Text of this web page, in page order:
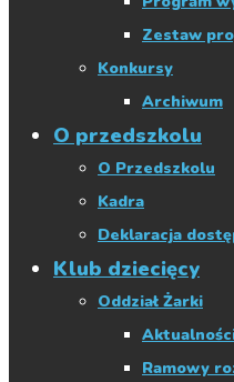
Zestaw
Konkursy
Archiwum
O przedszkolu
O Przedszkolu
Kadra
Deklaracja
Klub dziecięcy
Oddział Żarki
Ramowy